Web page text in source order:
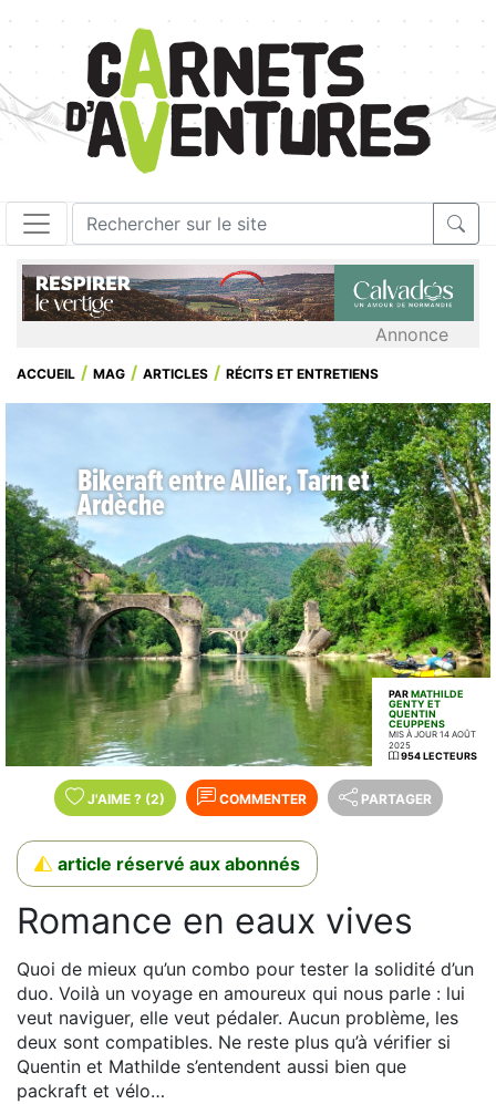
Annonce
ACCUEIL MAG ARTICLES RÉCITS ET ENTRETIENS
Bikeraft entre Allier, Tarn et
Ardèche
PARMATHILDE
GENTY ET
QUENTIN
CEUPPENS
MIS À JOUR 14 AOÛT
2025
954 LECTEURS
J'AIME ? (2) COMMENTER PARTAGER
article réservé aux abonnés
Romance en eaux vives
Quoi de mieux qu’un combo pour tester la solidité d’un
duo. Voilà un voyage en amoureux qui nous parle : lui
veut naviguer, elle veut pédaler. Aucun problème, les
deux sont compatibles. Ne reste plus qu’à vérifier si
Quentin et Mathilde s’entendent aussi bien que
packraft et vélo…